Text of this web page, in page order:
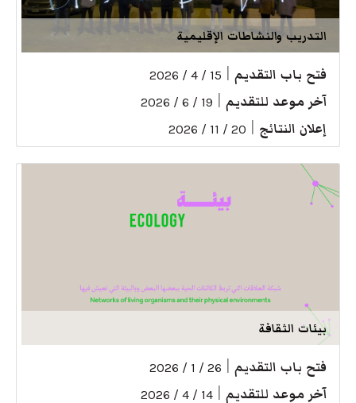
التدريب والنشاطات الإقليمية
فتح باب التقديم 15 / 4 / 2026
آخر موعد للتقديم 19 / 6 / 2026
إعلان النتائج 20 / 11 / 2026
بيئات الثقافة
فتح باب التقديم 26 / 1 / 2026
آخر موعد للتقديم 14 / 4 / 2026